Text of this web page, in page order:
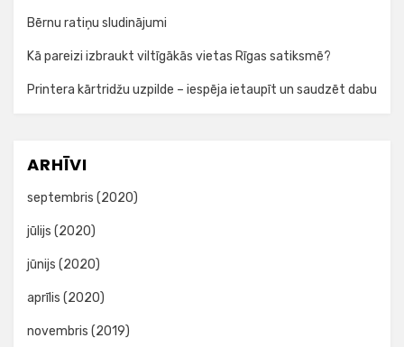
Bērnu ratiņu sludinājumi
Kā pareizi izbraukt viltīgākās vietas Rīgas satiksmē?
Printera kārtridžu uzpilde – iespēja ietaupīt un saudzēt dabu
ARHĪVI
septembris (2020)
jūlijs (2020)
jūnijs (2020)
aprīlis (2020)
novembris (2019)